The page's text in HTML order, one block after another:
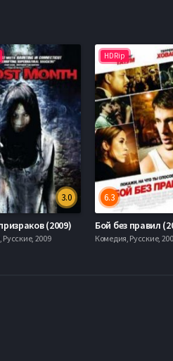
3.0
(2009)
2009
HDRip
6.3
Бой без правил
Комедия, Русские,